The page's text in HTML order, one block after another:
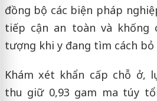
đồng bộ các biện pháp
tiếp cận an toàn và khống
tượng khi y đang tìm cách
Khám xét khẩn cấp chỗ ở,
thu giữ 0,93 gam ma túy